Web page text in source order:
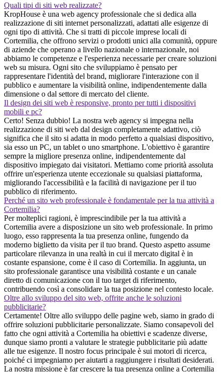
Quali tipi di siti web realizzate?
KropHouse è una web agency professionale che si dedica alla
realizzazione di siti internet personalizzati, adattati alle esigenze di
ogni tipo di attività. Che si tratti di piccole imprese locali di
Cortemilia, che offrono servizi o prodotti unici alla comunità, oppure
di aziende che operano a livello nazionale o internazionale, noi
abbiamo le competenze e l'esperienza necessarie per creare soluzioni
web su misura. Ogni sito che sviluppiamo è pensato per
rappresentare l'identità del brand, migliorare l'interazione con il
pubblico e aumentare la visibilità online, indipendentemente dalla
dimensione o dal settore di mercato del cliente.
Il design dei siti web è responsive, pronto per tutti i dispositivi
mobili e pc?
Certo! Senza dubbio! La nostra web agency si impegna nella
realizzazione di siti web dal design completamente adattivo, ciò
significa che il sito si adatta in modo perfetto a qualsiasi dispositivo,
sia esso un PC, un tablet o uno smartphone. L'obiettivo è garantire
sempre la migliore presenza online, indipendentemente dal
dispositivo impiegato dai visitatori. Mettiamo come priorità assoluta
offrire un'esperienza utente eccezionale su qualsiasi piattaforma,
migliorando l'accessibilità e la facilità di navigazione per il tuo
pubblico di riferimento.
Perché un sito web professionale è fondamentale per la tua attività a
Cortemilia?
Per molteplici ragioni, è imprescindibile per la tua attività a
Cortemilia avere a disposizione un sito web professionale. In primo
luogo, esso rappresenta la tua presenza online, fungendo da
moderno biglietto da visita per il tuo brand. Questo aspetto assume
particolare rilevanza in una realtà in cui il mercato digital è in
costante espansione, come è il caso di Cortemilia. In aggiunta, un
sito professionale garantisce una visibilità costante e un canale
diretto di comunicazione con il tuo target di riferimento,
contribuendo così a consolidare la tua posizione nel contesto locale.
Oltre allo sviluppo del sito web, offrite anche le soluzioni
pubblicitarie?
Certamente! Oltre allo sviluppo delle pagine web, siamo in grado di
offrire soluzioni pubblicitarie personalizzate. Siamo consapevoli del
fatto che ogni attività a Cortemilia ha obiettivi e scadenze diverse,
dunque siamo pronti a valutare le strategie pubblicitarie più adatte
alle tue esigenze. Il nostro focus principale è sui motori di ricerca,
poiché ci impegniamo per aiutarti a raggiungere i risultati desiderati.
La nostra missione è far crescere la tua presenza online a Cortemilia